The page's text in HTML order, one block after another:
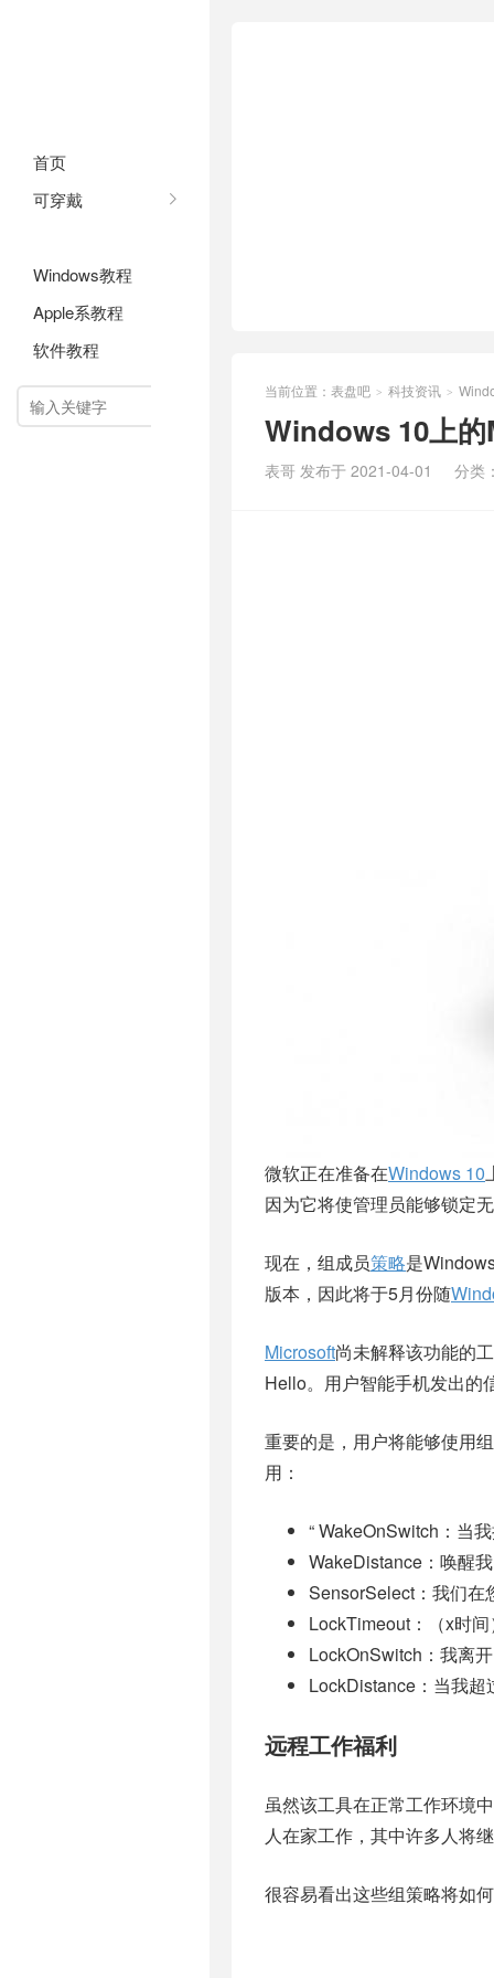
首页
可穿戴
Windows教程
Apple系教程
软件教程
当前位置： 表盘吧 > 科技资讯 >
Windows 10上
表哥 发布于 2021-04-01 分类
微软正在准备在Windows 10
因为它将使管理员能够锁定
现在，组成员策略是
版本，因此将于5月份随
Microsoft尚未解释该功能的
Hello。用户智能手机发出的
重要的是，用户将能够使用组
用：
“ WakeOnSwitch：当
WakeDistance：唤醒
SensorSelect：我们在
LockTimeout：（x时
LockOnSwitch：我离
LockDistance：当我超
远程工作福利
虽然该工具在正常工作环境
人在家工作，其中许多人将
很容易看出这些组策略将如